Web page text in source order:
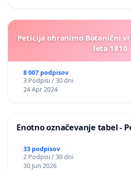
Peticija ohranimo Botanični
leta 1810.
8 007 podpisov
3 Podpisi / 30 dni
24 Apr 2024
Enotno označevanje tabel -
33 podpisov
2 Podpisi / 30 dni
30 Jun 2026